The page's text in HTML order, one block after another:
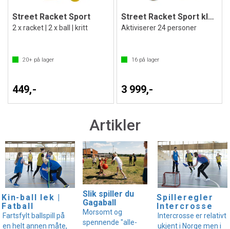
Street Racket Sport
2 x racket | 2 x ball | kritt
20+ på lager
449,-
Street Racket Sport klassesett
Aktiviserer 24 personer
16på lager
3 999,-
Artikler
Kin-ball lek |
Fatball
Fartsfylt ballspill på
en helt annen måte,
Slik spiller du
Gagaball
Morsomt og
spennende "alle-
Spilleregler
Intercrosse
Intercrosse er relativt
ukjent i Norge men i